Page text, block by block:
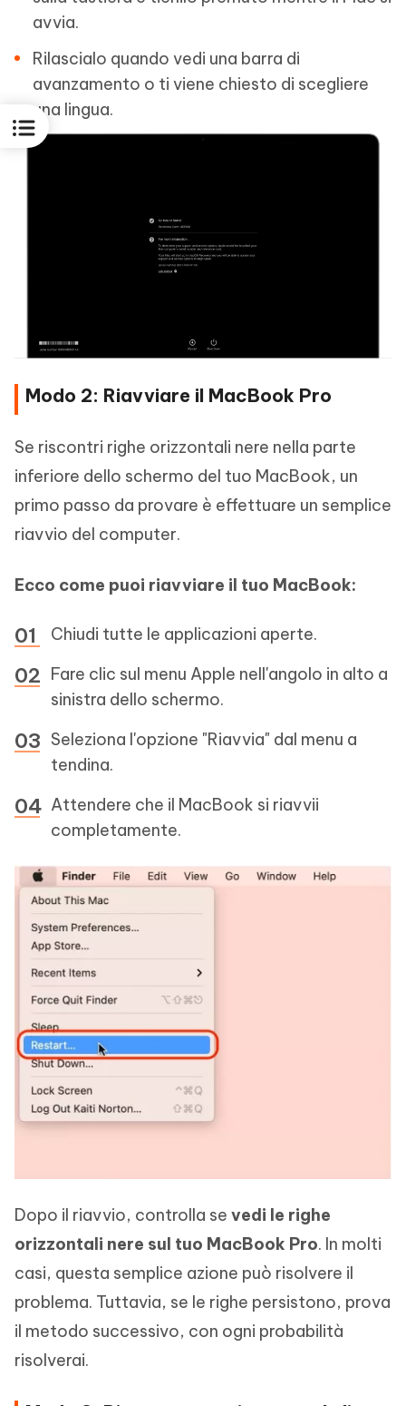
avvia.
Rilascialo quando vedi una barra di
avanzamento o ti viene chiesto di scegliere
una lingua.
Modo 2: Riavviare il MacBook Pro
Se riscontri righe orizzontali nere nella parte
inferiore dello schermo del tuo MacBook, un
primo passo da provare è effettuare un semplice
riavvio del computer.
Ecco come puoi riavviare il tuo MacBook:
Chiudi tutte le applicazioni aperte.
Fare clic sul menu Apple nell'angolo in alto a
sinistra dello schermo.
Seleziona l'opzione "Riavvia" dal menu a
tendina.
Attendere che il MacBook si riavvii
completamente.
Dopo il riavvio, controlla se vedi le righe
orizzontali nere sul tuo MacBook Pro. In molti
casi, questa semplice azione può risolvere il
problema. Tuttavia, se le righe persistono, prova
il metodo successivo, con ogni probabilità
risolverai.